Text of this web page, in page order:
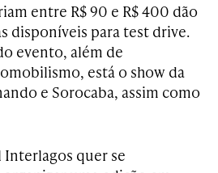
entre R$ 90 e R$ 400 dão
disponíveis para test drive.
evento, além de
está o show da
e Sorocaba, assim como
Interlagos quer se